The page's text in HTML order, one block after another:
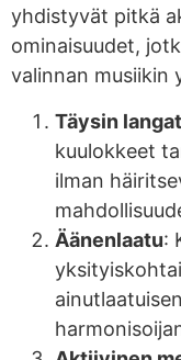
yhdistyvät pitkä
ominaisuudet,
valinnan musiikin
Täysin
kuulokkeet
ilman
Äänenlaatu: